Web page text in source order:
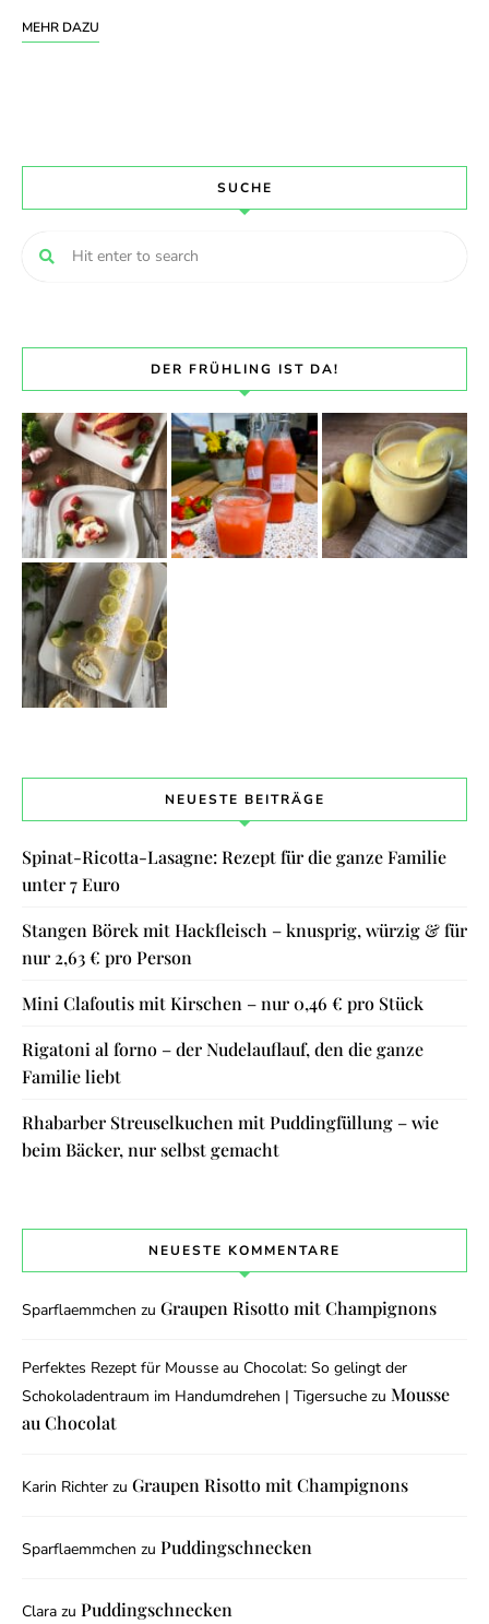
MEHR DAZU
SUCHE
DER FRÜHLING IST DA!
NEUESTE BEITRÄGE
Spinat-Ricotta-Lasagne: Rezept für die ganze Familie
unter 7 Euro
Stangen Börek mit Hackfleisch – knusprig, würzig & für
nur 2,63 € pro Person
Mini Clafoutis mit Kirschen – nur 0,46 € pro Stück
Rigatoni al forno – der Nudelauflauf, den die ganze
Familie liebt
Rhabarber Streuselkuchen mit Puddingfüllung – wie
beim Bäcker, nur selbst gemacht
NEUESTE KOMMENTARE
Sparflaemmchen zu Graupen Risotto mit Champignons
Perfektes Rezept für Mousse au Chocolat: So gelingt der
Schokoladentraum im Handumdrehen | Tigersuche zu Mousse
au Chocolat
Karin Richter zu Graupen Risotto mit Champignons
Sparflaemmchen zu Puddingschnecken
Clara zu Puddingschnecken